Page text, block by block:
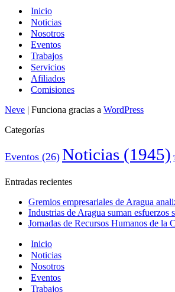
Inicio
Noticias
Nosotros
Eventos
Trabajos
Servicios
Afiliados
Comisiones
Neve | Funciona gracias a WordPress
Categorías
Eventos (26) Noticias (1945)
Entradas recientes
Gremios empresariales de Aragua
Industrias de Aragua suman
Jornadas de Recursos Humanos de la
Inicio
Noticias
Nosotros
Eventos
Trabajos